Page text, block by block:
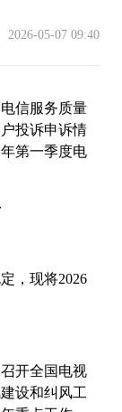
2026-05-07 09:40
信服务质量
投诉申诉情
第一季度电
，现将2026
开全国电视
设和纠风工